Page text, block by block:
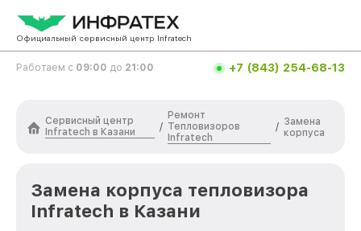
Официальный сервисный центр Infratech
Работаем с 09:00 до 21:00 +7 (843) 254-68-13
Сервисный центр
Infratech в Казани
/
Ремонт
Тепловизоров
Infratech
/ Замена
корпуса
Замена корпуса тепловизора
Infratech в Казани